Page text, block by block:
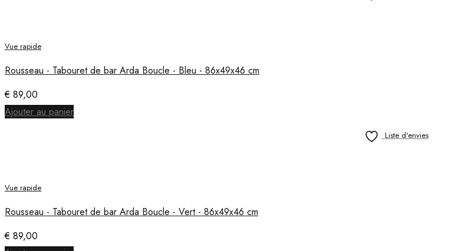
Vue rapide
Rousseau - Tabouret de bar Arda Boucle - Bleu - 86x49x46 cm
€ 89,00
Ajouter au panier
Liste d'envies
Vue rapide
Rousseau - Tabouret de bar Arda Boucle - Vert - 86x49x46 cm
€ 89,00